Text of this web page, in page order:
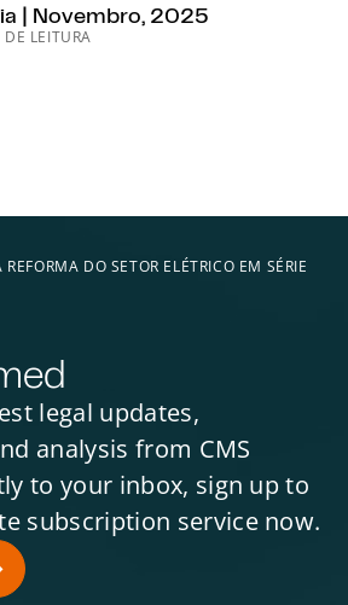
| Novembro, 2025
LEITURA
DO SETOR ELÉTRICO EM SÉRIE
legal updates,
analysis from CMS
to your inbox, sign up to
subscription service now.